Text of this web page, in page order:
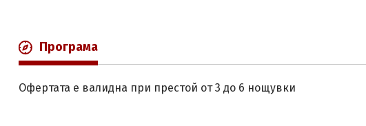
Програма
Офертата е валидна при престой от 3 до 6 нощувки